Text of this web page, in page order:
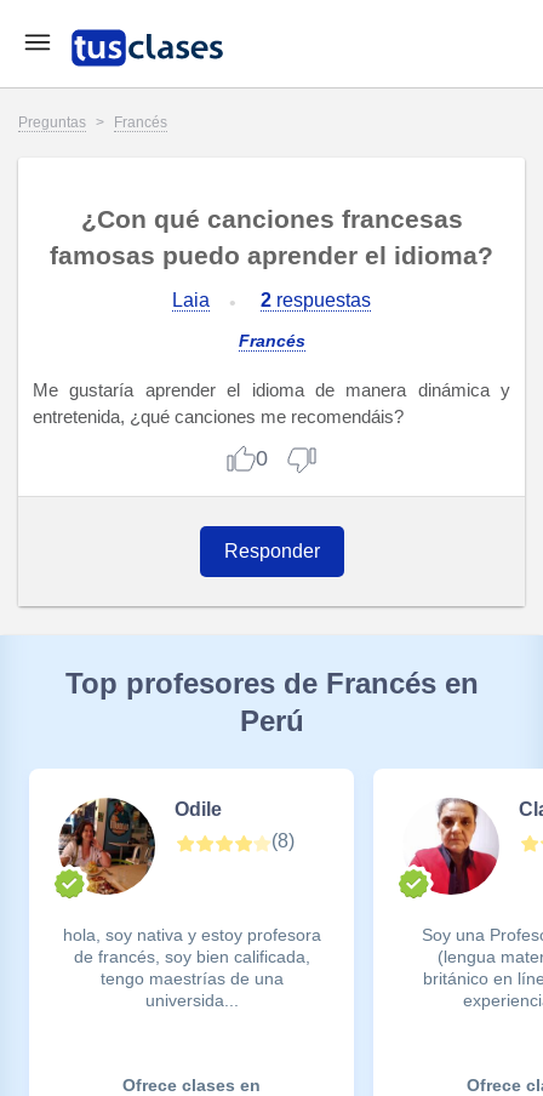
Preguntas > Francés
¿Con qué canciones francesas
famosas puedo aprender el idioma?
Laia 2 respuestas
Francés
Me gustaría aprender el idioma de manera dinámica y
entretenida, ¿qué canciones me recomendáis?
0
Responder
Top profesores de Francés en
Perú
Odile
(8)
hola, soy nativa y estoy profesora
de francés, soy bien calificada,
tengo maestrías de una
universida...
Ofrece clases en
Soy una
(lengua
británico en
Ofrece